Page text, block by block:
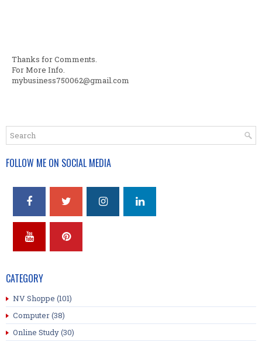
Thanks for Comments.
For More Info.
mybusiness750062@gmail.com
FOLLOW ME ON SOCIAL MEDIA
CATEGORY
NV Shoppe (101)
Computer(38)
Online Study(30)